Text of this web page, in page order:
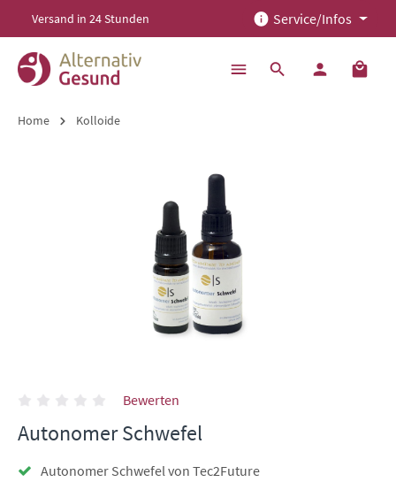
springen
Versand in 24 Stunden Service/Infos
Home Kolloide
Bewerten
Autonomer Schwefel
Autonomer Schwefel von Tec2Future